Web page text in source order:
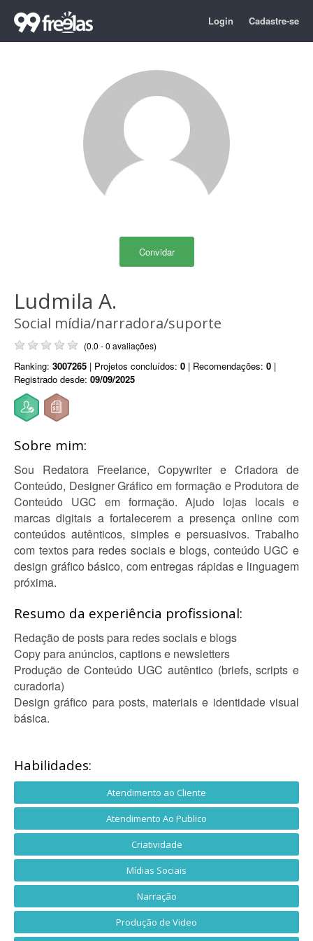
Login Cadastre-se
Convidar
Ludmila A.
Social mídia/narradora/suporte
(0.0 - 0 avaliações)
Ranking: 3007265 | Projetos concluídos: 0 | Recomendações: 0 |
Registrado desde: 09/09/2025
Sobre mim:
Sou Redatora Freelance, Copywriter e Criadora de
Conteúdo, Designer Gráfico em formação e Produtora de
Conteúdo UGC em formação. Ajudo lojas locais e
marcas digitais a fortalecerem a presença online com
conteúdos autênticos, simples e persuasivos. Trabalho
com textos para redes sociais e blogs, conteúdo UGC e
design gráfico básico, com entregas rápidas e linguagem
próxima.
Resumo da experiência profissional:
Redação de posts para redes sociais e blogs
Copy para anúncios, captions e newsletters
Produção de Conteúdo UGC autêntico (briefs, scripts e
curadoria)
Design gráfico para posts, materiais e identidade visual
básica.
Habilidades:
Atendimento ao Cliente
Atendimento Ao Publico
Criatividade
Mídias Sociais
Narração
Produção de Video